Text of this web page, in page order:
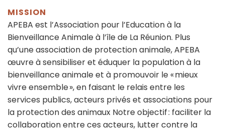
MISSION
APEBA est l’Association pour l’Education à la
Bienveillance Animale à l’île de La Réunion. Plus
qu’une association de protection animale, APEBA
œuvre à sensibiliser et éduquer la population à la
bienveillance animale et à promouvoir le « mieux
vivre ensemble », en faisant le relais entre les
services publics, acteurs privés et associations pour
la protection des animaux Notre objectif : faciliter la
collaboration entre ces acteurs, lutter contre la